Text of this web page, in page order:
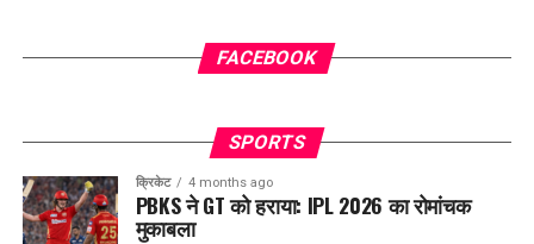
FACEBOOK
SPORTS
क्रिकेट 4 months ago
PBKS ने GT को हराया: IPL 2026 का रोमांचक
मुकाबला